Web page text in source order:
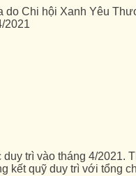
Chi hội Xanh Yêu
2021
trì vào tháng 4/2021.
kết quỹ duy trì với tổng